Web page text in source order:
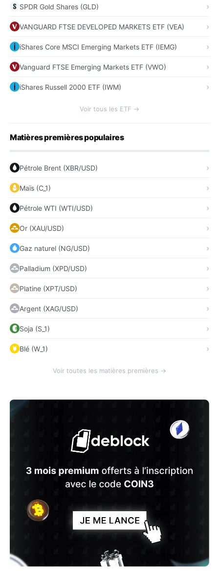
SPDR Gold Shares (GLD)
VANGUARD FTSE DEVELOPED MARKETS ETF (VEA)
iShares Core MSCI Emerging Markets ETF (IEMG)
Vanguard FTSE Emerging Markets ETF (VWO)
iShares Russell 2000 ETF (IWM)
Voir tous les ETF →
Matières premières populaires
Pétrole Brent (XBR/USD)
Maïs (C_1)
Pétrole WTI (WTI/USD)
Or (XAU/USD)
Gaz naturel (NG/USD)
Palladium (XPD/USD)
Platine (XPT/USD)
Argent (XAG/USD)
Soja (S_1)
Blé (W_1)
Voir toutes les matières premières →